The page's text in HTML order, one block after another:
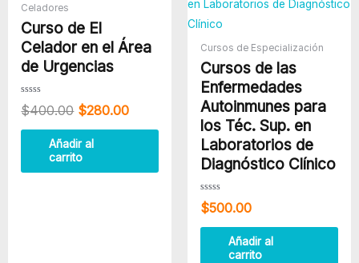
Celadores
Curso de El
Celador en el Área
de Urgencias
Valorado
con
de
$400.00
$400.00.
$280.00
Añadir al
carrito
Cursos de Especialización
Cursos de las
Enfermedades
Autoinmunes para
los Téc. Sup. en
Laboratorios de
Diagnóstico Clínico
Valorado
con
de
$500.00
Añadir al
carrito